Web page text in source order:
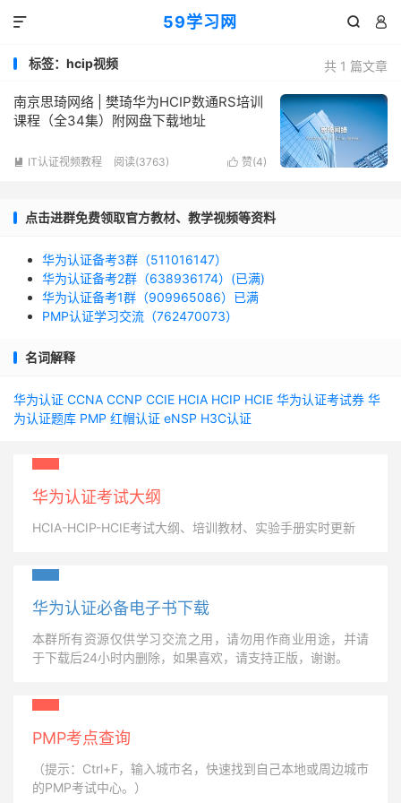
59学习网  

共 1 篇文章
标签：hcip视频
南京思琦网络 | 樊琦华为HCIP数通RS培训
课程（全34集）附网盘下载地址
 赞(4)
 IT认证视频教程 阅读(3763)
点击进群免费领取官方教材、教学视频等资料
华为认证备考3群（511016147）
华为认证备考2群（638936174）(已满)
华为认证备考1群（909965086）已满
PMP认证学习交流（762470073）
名词解释
华为认证 CCNA CCNP CCIE HCIA HCIP HCIE 华为认证考试券 华
为认证题库 PMP 红帽认证 eNSP H3C认证
华为认证考试大纲
HCIA-HCIP-HCIE考试大纲、培训教材、实验手册实时更新
华为认证必备电子书下载
本群所有资源仅供学习交流之用，请勿用作商业用途，并请
于下载后24小时内删除，如果喜欢，请支持正版，谢谢。
PMP考点查询
（提示：Ctrl+F，输入城市名，快速找到自己本地或周边城市
的PMP考试中心。）